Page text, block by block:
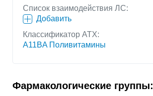
Список взаимодействия ЛС:
Добавить
Классификатор АТХ:
A11BA Поливитамины
Фармакологические группы: